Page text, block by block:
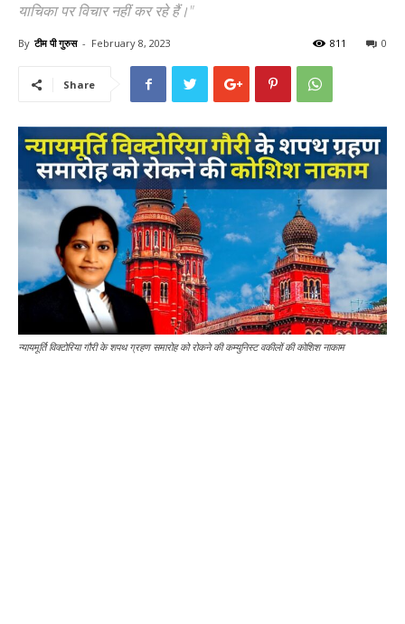
याचिका पर विचार नहीं कर रहे हैं।"
By टीम पी गुरुस - February 8, 2023 0
811
Share
न्यायमूर्ति विक्टोरिया गौरी के शपथ ग्रहण समारोह को रोकने की कम्युनिस्ट वकीलों की कोशिश नाकाम